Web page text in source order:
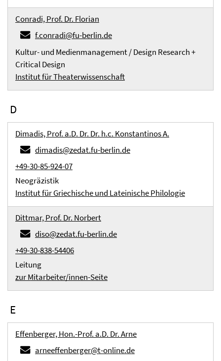
Conradi, Prof. Dr. Florian
f.conradi@fu-berlin.de
Kultur- und Medienmanagement / Design Research +
Critical Design
Institut für Theaterwissenschaft
D
Dimadis, Prof. a.D. Dr. Dr. h.c. Konstantinos A.
dimadis@zedat.fu-berlin.de
+49-30-85-924-07
Neogräzistik
Institut für Griechische und Lateinische Philologie
Dittmar, Prof. Dr. Norbert
diso@zedat.fu-berlin.de
+49-30-838-54406
Leitung
zur Mitarbeiter/innen-Seite
E
Effenberger, Hon.-Prof. a.D. Dr. Arne
arneeffenberger@t-online.de